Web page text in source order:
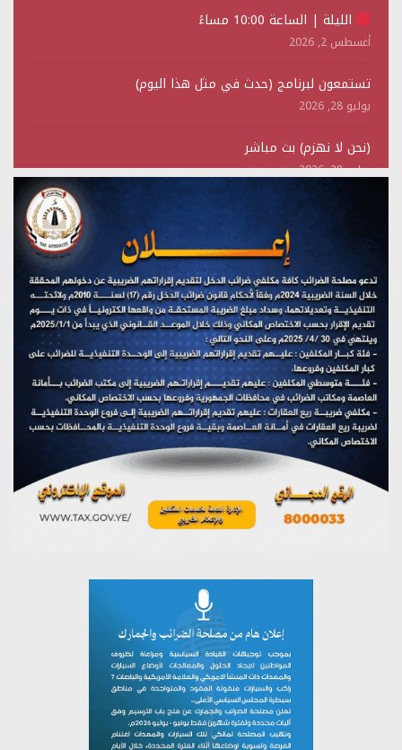
الليلة | الساعة 10:00 مساءً
أغسطس 2, 2026
تستمعون لبرنامج (حدث في مثل هذا اليوم)
يوليو 28, 2026
(نحن لا نهزم) بث مباشر
يوليو 28, 2026
تستمعون لبرنامج (هندسة الوهم)
مؤتمر صحفي لمركز عين الإنسانية حول جرائم تحالف العدوان
على اليمن
يوليو 27, 2026
تستمعون لبرنامج (مع السيد القائد)
يوليو 26, 2026
تستمعون لبرنامج (خبر وعلم)
يوليو 26, 2026